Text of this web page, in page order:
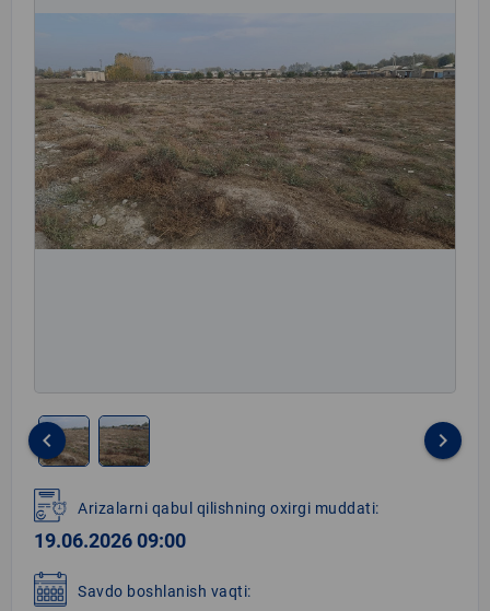
1
of
2
keyboard_arrow_left keyboard_arrow_right
Arizalarni qabul qilishning oxirgi muddati:
19.06.2026 09:00
Savdo boshlanish vaqti: